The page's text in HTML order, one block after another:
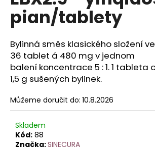
5
hvězdiček.
pian/tablety
Bylinná směs klasického složení
36 tablet á 480 mg v jednom
balení koncentrace 5 : 1. 1
1,5 g sušených bylinek.
Můžeme doručit do: 10.8.2026
Skladem
Kód: 88
Značka:SINECURA
a
j
í
t
?